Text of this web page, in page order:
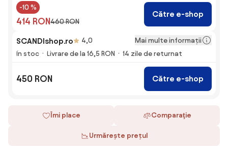
-10 %
414 RON460 RON
Către e-shop
SCANDIshop.ro 4,0
Mai multe informații
În stoc
Livrare de la 16,5 RON 14 zile de returnat
450 RON Către e-shop
Îmi place Comparaţie
Urmărește prețul